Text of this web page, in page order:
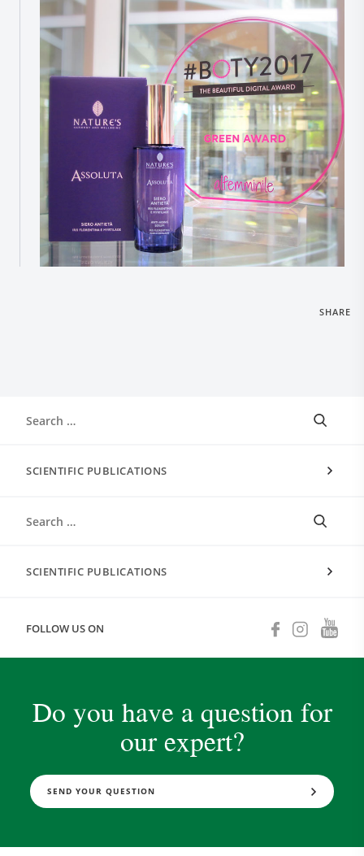
SHARE
SCIENTIFIC PUBLICATIONS
SCIENTIFIC PUBLICATIONS
FOLLOW US ON
Do you have a question for
our expert?
SEND YOUR QUESTION